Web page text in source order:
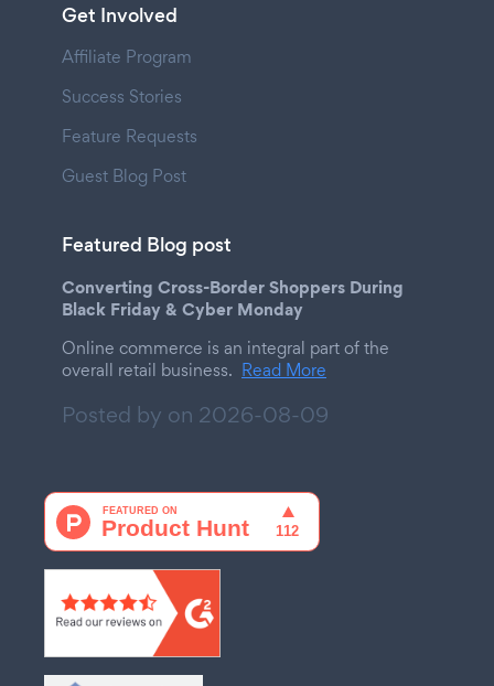
Get Involved
Affiliate Program
Success Stories
Feature Requests
Guest Blog Post
Featured Blog post
Converting Cross-Border Shoppers During
Black Friday & Cyber Monday
Online commerce is an integral part of the
overall retail business. Read More
Posted by on 2026-08-09